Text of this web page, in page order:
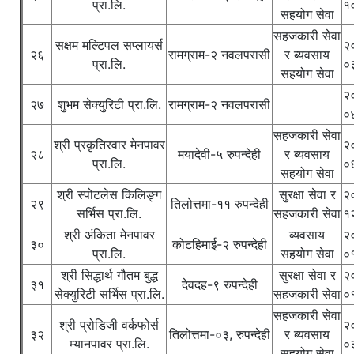
प्रा.लि.
सहयोग सेवा
२६
सक्षम मल्टिपल सप्लायर्स
प्रा.लि.
रामग्राम-२ नवलपरासी
सहजकारी सेवा
र ब्यवसाय
सहयोग सेवा
२७ शुभम सेक्युरिटी प्रा.लि. रामग्राम-२ नवलपरासी
२८
श्री प्रकृतिरवार मेनपावर
प्रा.लि.
मयादेवी-५ रुपन्देही
सहजकारी सेवा
र ब्यवसाय
सहयोग सेवा
२९
श्री स्पोटलेस किलिङ्ग
सर्भिस प्रा.लि.
तिलोत्तमा-११ रुपन्देही
सुरक्षा सेवा र
सहजकारी सेवा
३०
श्री अंकिता मेनपावर
प्रा.लि.
कोटहिमाई-२ रुपन्देही
ब्यवसाय
सहयोग सेवा
३१
श्री सिद्धार्थ गौतम बुद्ध
सेक्युरिटी सर्भिस प्रा.लि.
देवदह-९ रुपन्देही
सुरक्षा सेवा र
सहजकारी सेवा
३२
श्री प्रोडिजी वर्कफोर्स
म्यानपावर प्रा.लि.
तिलोत्तमा-०३, रुपन्देही
सहजकारी सेवा
र ब्यवसाय